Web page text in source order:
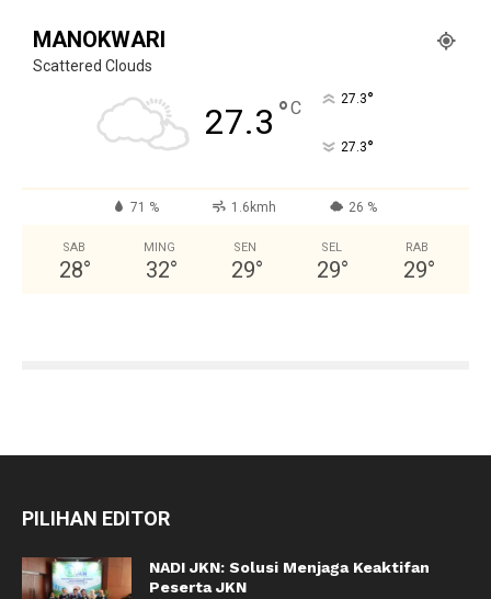
MANOKWARI
Scattered Clouds
27.3 °C 27.3°
27.3°
71 % 1.6kmh 26 %
SAB
28°
MING
32°
SEN
29°
SEL
29°
RAB
29°
PILIHAN EDITOR
NADI JKN: Solusi Menjaga Keaktifan
Peserta JKN